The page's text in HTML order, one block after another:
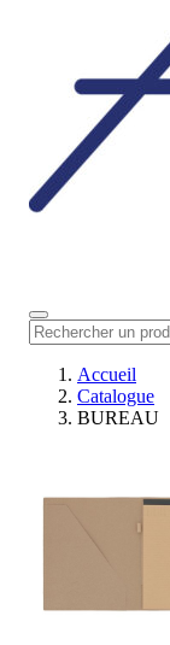
Accueil
Catalogue
BUREAU